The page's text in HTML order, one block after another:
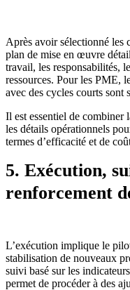
Après avoir sélectionné les
plan de mise en œuvre
travail, les responsabilités,
ressources. Pour les PME,
avec des cycles courts sont
Il est essentiel de combiner
les détails opérationnels
termes d’efficacité et de
5. Exécution,
renforcement
L’exécution implique le
stabilisation de nouveaux
suivi basé sur les
permet de procéder à des